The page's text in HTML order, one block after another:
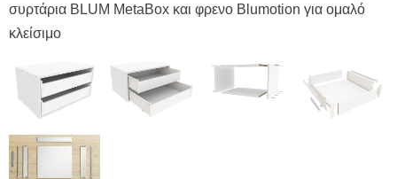
συρτάρια BLUM MetaBox και φρενο Blumotion για ομαλό
κλείσιμο